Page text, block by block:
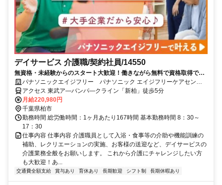
デイサービス 介護職/契約社員/14550
無資格・未経験からのスタート大歓迎！働きながら無料で資格取得でき
ます！正社員への登用制度もあります。充実した研修制度であなたのキ
ャリアアップを応援します！
パナソニックエイジフリー パナソニック エイジフリーケアセンタ
ー柏豊住・デイサービス
アクセス 東武ア―バンパ―クライン「新柏」徒歩5分
月給220,980円
千葉県柏市
勤務時間 総労働時間：1ヶ月あたり167時間 基本勤務時間 8：30～
17：30
仕事内容 仕事内容 介護職員として入浴・食事等の介助や機能訓練の
補助、レクリエーションの実施、お客様の送迎など、デイサービスの
介護業務全般をお願いします。 これから介護にチャレンジしたい方
も大歓迎！あ...
交通費全額支給 賞与あり 育休あり 長期歓迎 シフト制 長期休暇あり